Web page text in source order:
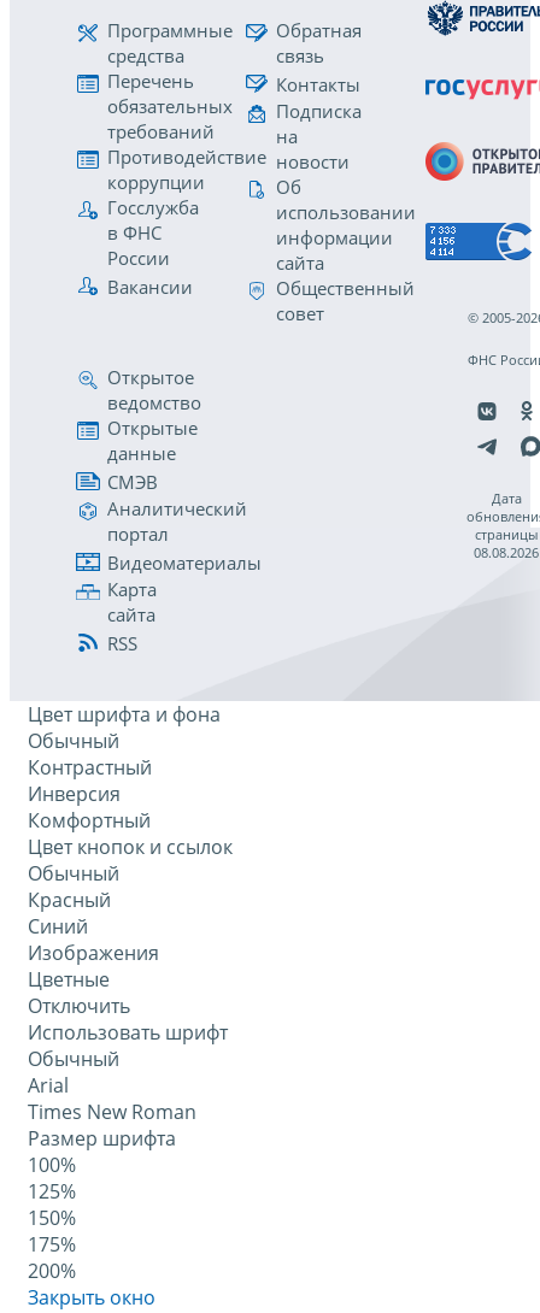
Программные
средства
Перечень
обязательных
требований
Противодействие
коррупции
Госслужба
в ФНС
России
Вакансии
Обратная
связь
Контакты
Подписка
на
новости
Об
использовании
информации
сайта
Общественный
совет
Открытое
ведомство
Открытые
данные
СМЭВ
Аналитический
портал
Видеоматериалы
Карта
сайта
RSS
© 2005-
ФНС
Дата
страницы
08.08.2026
Цвет шрифта и фона
Обычный
Контрастный
Инверсия
Комфортный
Цвет кнопок и ссылок
Обычный
Красный
Синий
Изображения
Цветные
Отключить
Использовать шрифт
Обычный
Arial
Times New Roman
Размер шрифта
100%
125%
150%
175%
200%
Закрыть окно